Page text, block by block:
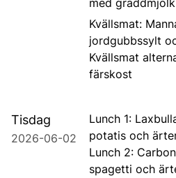
med gräddmjölk
Kvällsmat:
jordgubbssylt
Kvällsmat
färskost
Tisdag
2026-06-02
Lunch 1:
potatis och
Lunch 2:
spagetti